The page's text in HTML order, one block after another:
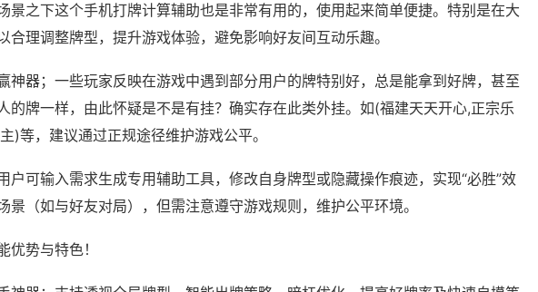
景之下这个手机打牌计算辅助也是非常有用的，使用起来简单便捷。特别是在大
合理调整牌型，提升游戏体验，避免影响好友间互动乐趣。
神器；一些玩家反映在游戏中遇到部分用户的牌特别好，总是能拿到好牌，甚至
的牌一样，由此怀疑是不是有挂？确实存在此类外挂。如(福建天天开心,正宗乐
)等，建议通过正规途径维护游戏公平。
户可输入需求生成专用辅助工具，修改自身牌型或隐藏操作痕迹，实现“必胜”效
景（如与好友对局），但需注意遵守游戏规则，维护公平环境。
优势与特色！